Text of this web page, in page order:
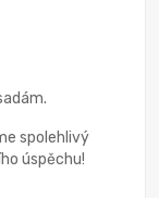
spolehlivý
úspěchu!